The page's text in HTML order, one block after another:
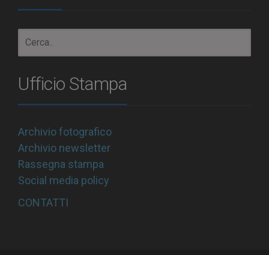
Ufficio Stampa
Archivio fotografico
Archivio newsletter
Rassegna stampa
Social media policy
CONTATTI